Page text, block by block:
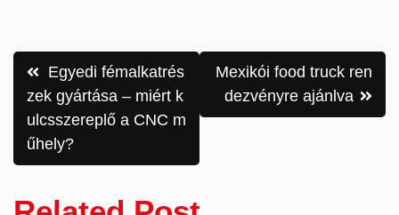
Bejegyzés
navigáció
Egyedi fémalkatrés
zek gyártása – miért k
ulcsszereplő a CNC m
űhely?
Mexikói food truck ren
dezvényre ajánlva